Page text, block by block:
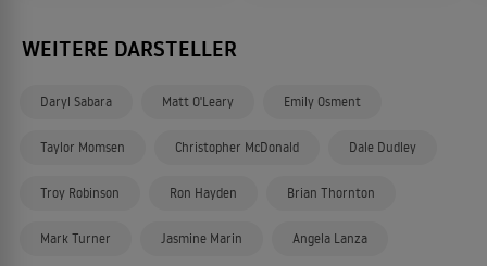
WEITERE DARSTELLER
Daryl Sabara Matt O'Leary Emily Osment
Taylor Momsen Christopher McDonald Dale Dudley
Troy Robinson Ron Hayden Brian Thornton
Mark Turner Jasmine Marin Angela Lanza